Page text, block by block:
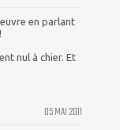
en parlant
nul à chier. Et
05 MAI 2011